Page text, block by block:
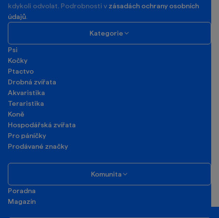
kdykoli odvolat. Podrobnosti v zásadách ochrany osobních
údajů.
Kategorie
Psi
Kočky
Ptactvo
Drobná zvířata
Akvaristika
Teraristika
Koně
Hospodářská zvířata
Pro páníčky
Prodávané značky
Komunita
Poradna
Magazín